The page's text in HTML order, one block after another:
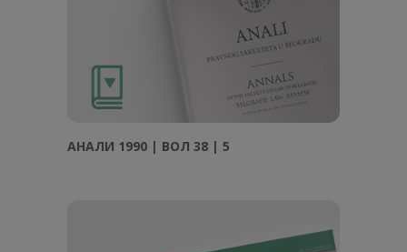
АНAЛИ 1990 | ВОЛ 38 | 5